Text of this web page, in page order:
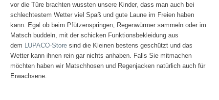
vor die Türe brachten wussten unsere Kinder, dass man auch bei
schlechtestem Wetter viel Spaß und gute Laune im Freien haben
kann. Egal ob beim Pfützenspringen, Regenwürmer sammeln oder im
Matsch buddeln, mit der schicken Funktionsbekleidung aus
dem LUPACO-Storesind die Kleinen bestens geschützt und das
Wetter kann ihnen rein gar nichts anhaben. Falls Sie mitmachen
möchten haben wir Matschhosen und Regenjacken natürlich auch für
Erwachsene.